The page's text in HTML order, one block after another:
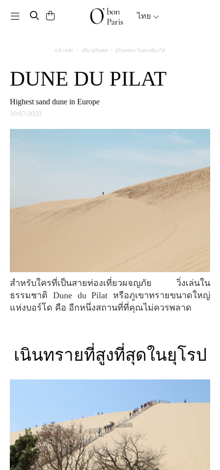
Toggle navigation ไทย
หน้าหลัก เที่ยวฝรั่งเศส ฝรั่งเศสตะวันตกเฉียงใต้
DUNE DU PILAT
highest sand dune in Europe
10/07/2020
สำหรับใครที่เป็นสายท่องเที่ยวผจญภัย วิ่งเล่นใน
ธรรมชาติ Dune du Pilat หรือภูเขาทรายขนาดใหญ่
แห่งบอร์โด คือ อีกหนึ่งสถานที่ที่คุณไม่ควรพลาด
เนินทรายที่สูงที่สุดในยุโรป